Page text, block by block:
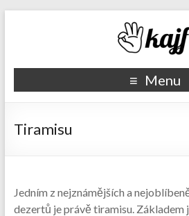
Recepty kajf.cz
Menu
Tiramisu
Jedním z nejznámějších a
dezertů je právě tiramisu. Základem